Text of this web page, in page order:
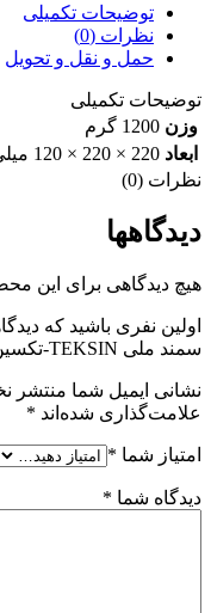
توضیحات تکمیلی
نظرات (0)
حمل و نقل و تحویل
توضیحات تکمیلی
وزن 1200 گرم
ابعاد 220 × 220 × 120 میلی‌متر
نظرات (0)
دیدگاهها
هیچ دیدگاهی برای این
اولین نفری باشید که
سمند ملی TEKSIN-تکسین-(00202504)”
نشانی ایمیل شما منتشر
علامت‌گذاری شده‌اند *
امتیاز شما *
دیدگاه شما *